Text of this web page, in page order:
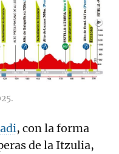
, con la forma
de la Itzulia,